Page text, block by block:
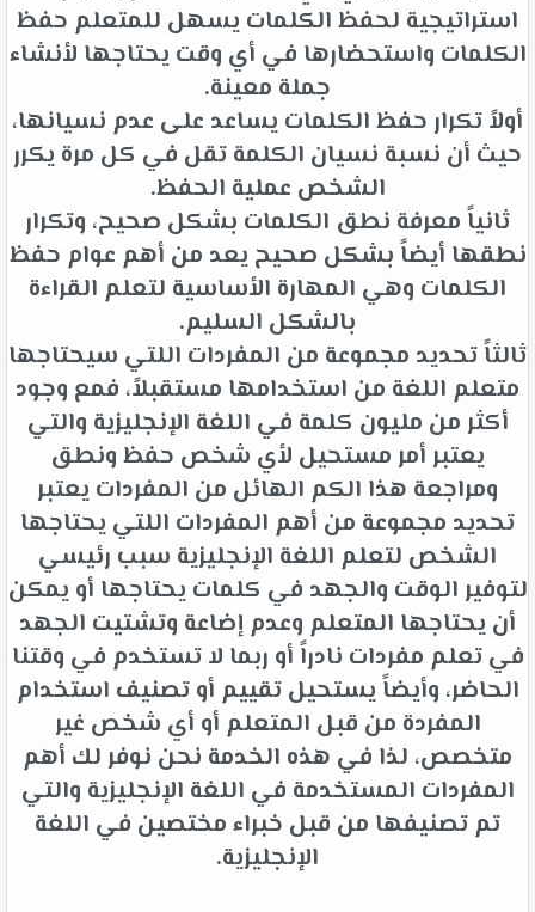
استراتيجية لحفظ الكلمات يسهل للمتعلم حفظ
الكلمات واستحضارها في أي وقت يحتاجها لأنشاء
جملة معينة.
أولاً تكرار حفظ الكلمات يساعد على عدم نسيانها،
حيث أن نسبة نسيان الكلمة تقل في كل مرة يكرر
الشخص عملية الحفظ.
ثانياً معرفة نطق الكلمات بشكل صحيح، وتكرار
نطقها أيضاً بشكل صحيح يعد من أهم عوام حفظ
الكلمات وهي المهارة الأساسية لتعلم القراءة
بالشكل السليم.
ثالثاً تحديد مجموعة من المفردات اللتي سيحتاجها
متعلم اللغة من استخدامها مستقبلاً، فمع وجود
أكثر من مليون كلمة في اللغة الإنجليزية والتي
يعتبر أمر مستحيل لأي شخص حفظ ونطق
ومراجعة هذا الكم الهائل من المفردات يعتبر
تحديد مجموعة من أهم المفردات اللتي يحتاجها
الشخص لتعلم اللغة الإنجليزية سبب رئيسي
لتوفير الوقت والجهد في كلمات يحتاجها أو يمكن
أن يحتاجها المتعلم وعدم إضاعة وتشتيت الجهد
في تعلم مفردات نادراً أو ربما لا تستخدم في وقتنا
الحاضر، وأيضاً يستحيل تقييم أو تصنيف استخدام
المفردة من قبل المتعلم أو أي شخص غير
متخصص، لذا في هذه الخدمة نحن نوفر لك أهم
المفردات المستخدمة في اللغة الإنجليزية والتي
تم تصنيفها من قبل خبراء مختصين في اللغة
الإنجليزية.